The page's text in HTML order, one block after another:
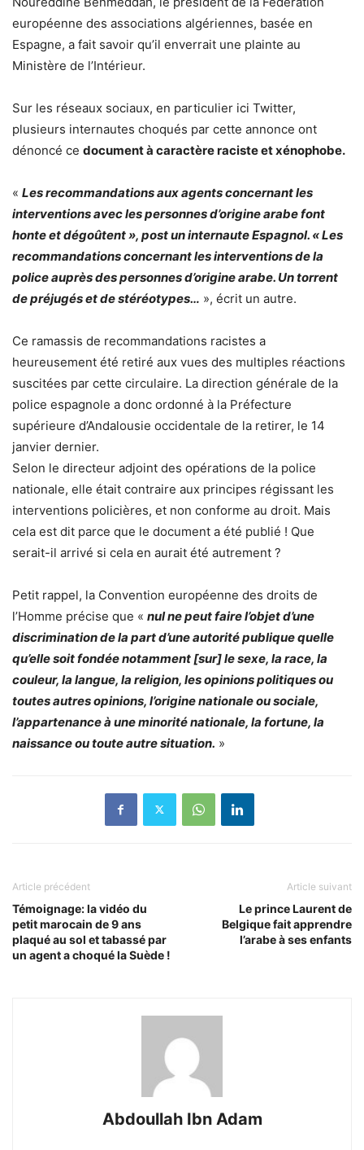
européenne des associations algériennes, basée en
Espagne, a fait savoir qu’il enverrait une plainte au
Ministère de l’Intérieur.
Sur les réseaux sociaux, en particulier ici Twitter,
plusieurs internautes choqués par cette annonce ont
dénoncé ce document à caractère raciste et xénophobe.
« Les recommandations aux agents concernant les
interventions avec les personnes d’origine arabe font
honte et dégoûtent », post un internaute Espagnol. « Les
recommandations concernant les interventions de la
police auprès des personnes d’origine arabe. Un torrent
de préjugés et de stéréotypes… », écrit un autre.
Ce ramassis de recommandations racistes a
heureusement été retiré aux vues des multiples réactions
suscitées par cette circulaire. La direction générale de la
police espagnole a donc ordonné à la Préfecture
supérieure d’Andalousie occidentale de la retirer, le 14
janvier dernier.
Selon le directeur adjoint des opérations de la police
nationale, elle était contraire aux principes régissant les
interventions policières, et non conforme au droit. Mais
cela est dit parce que le document a été publié ! Que
serait-il arrivé si cela en aurait été autrement ?
Petit rappel, la Convention européenne des droits de
l’Homme précise que « nul ne peut faire l’objet d’une
discrimination de la part d’une autorité publique quelle
qu’elle soit fondée notamment [sur] le sexe, la race, la
couleur, la langue, la religion, les opinions politiques ou
toutes autres opinions, l’origine nationale ou sociale,
l’appartenance à une minorité nationale, la fortune, la
naissance ou toute autre situation. »
Article précédent
Témoignage: la vidéo du
petit marocain de 9 ans
plaqué au sol et tabassé par
un agent a choqué la Suède !
Article suivant
Le prince Laurent de
Belgique fait apprendre
l’arabe à ses enfants
Abdoullah Ibn Adam